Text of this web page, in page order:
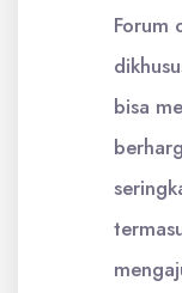
Forum
bisa